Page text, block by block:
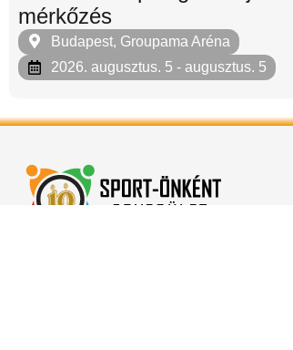
mérkőzés
Budapest, Groupama Aréna
2026. augusztus. 5 - augusztus. 5